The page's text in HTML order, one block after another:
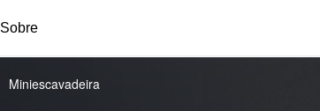
Sobre
Miniescavadeira